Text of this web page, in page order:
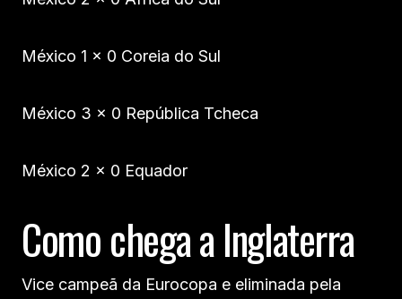
México 1 x 0 Coreia do Sul
México 3 x 0 República Tcheca
México 2 x 0 Equador
Como chega a Inglaterra
Vice campeã da Eurocopa e eliminada pela